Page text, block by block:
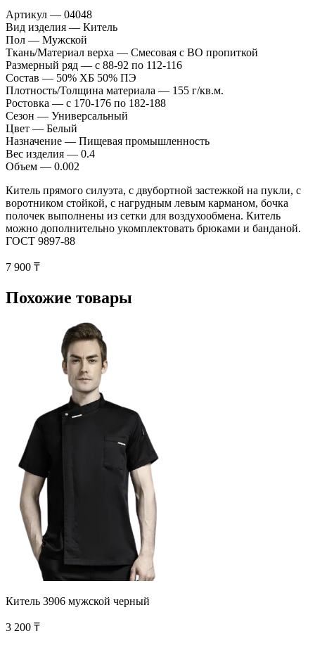
Артикул — 04048
Вид изделия — Китель
Пол — Мужской
Ткань/Материал верха — Смесовая с ВО пропиткой
Размерный ряд — с 88-92 по 112-116
Состав — 50% ХБ 50% ПЭ
Плотность/Толщина материала — 155 г/кв.м.
Ростовка — с 170-176 по 182-188
Сезон — Универсальный
Цвет — Белый
Назначение — Пищевая промышленность
Вес изделия — 0.4
Объем — 0.002
Китель прямого силуэта, с двубортной застежкой на пукли, с
воротником стойкой, с нагрудным левым карманом, бочка
полочек выполнены из сетки для воздухообмена. Китель
можно дополнительно укомплектовать брюками и банданой.
ГОСТ 9897-88
7 900 ₸
Похожие товары
Китель 3906 мужской черный
3 200 ₸